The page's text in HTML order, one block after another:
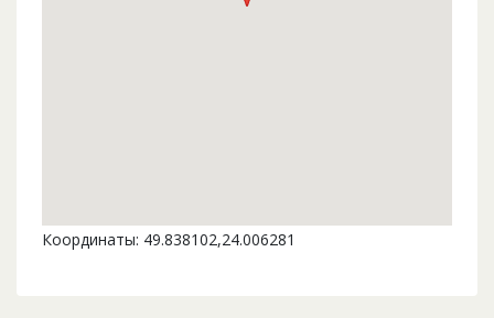
Координаты: 49.838102,24.006281